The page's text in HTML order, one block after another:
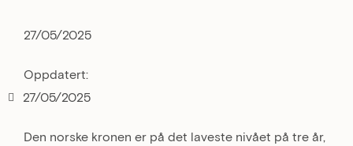
27/05/2025
Oppdatert:
27/05/2025
Den norske kronen er på det laveste nivået på tre år,